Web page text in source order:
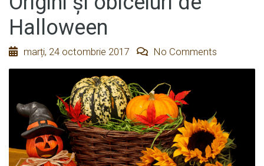
Halloween
marți, 24 octombrie 2017 No Comments